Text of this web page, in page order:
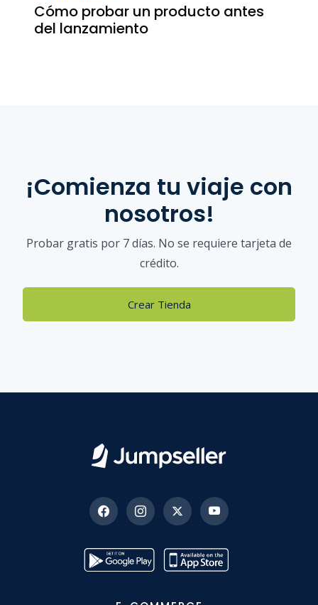
Cómo probar un producto antes
del lanzamiento
¡Comienza tu viaje con
nosotros!
Probar gratis por 7 días. No se requiere tarjeta de
crédito.
Crear Tienda